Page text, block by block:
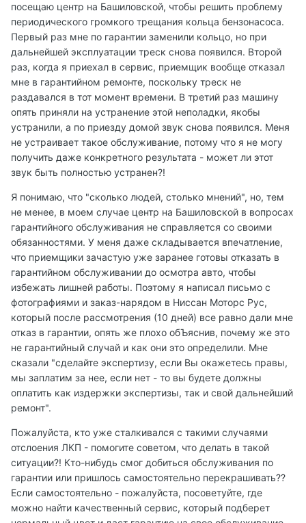
посещаю центр на Башиловской, чтобы решить проблему
периодического громкого трещания кольца бензонасоса.
Первый раз мне по гарантии заменили кольцо, но при
дальнейшей эксплуатации треск снова появился. Второй
раз, когда я приехал в сервис, приемщик вообще отказал
мне в гарантийном ремонте, поскольку треск не
раздавался в тот момент времени. В третий раз машину
опять приняли на устранение этой неполадки, якобы
устранили, а по приезду домой звук снова появился. Меня
не устраивает такое обслуживание, потому что я не могу
получить даже конкретного результата - может ли этот
звук быть полностью устранен?!
Я понимаю, что "сколько людей, столько мнений", но, тем
не менее, в моем случае центр на Башиловской в вопросах
гарантийного обслуживания не справляется со своими
обязанностями. У меня даже складывается впечатление,
что приемщики зачастую уже заранее готовы отказать в
гарантийном обслуживании до осмотра авто, чтобы
избежать лишней работы. Поэтому я написал письмо с
фотографиями и заказ-нарядом в Ниссан Моторс Рус,
который после рассмотрения (10 дней) все равно дали мне
отказ в гарантии, опять же плохо обЪяснив, почему же это
не гарантийный случай и как они это определили. Мне
сказали "сделайте экспертизу, если Вы окажетесь правы,
мы заплатим за нее, если нет - то вы будете должны
оплатить как издержки экспертизы, так и свой дальнейший
ремонт".
Пожалуйста, кто уже сталкивался с такими случаями
отслоения ЛКП - помогите советом, что делать в такой
ситуации?! Кто-нибудь смог добиться обслуживания по
гарантии или пришлось самостоятельно перекрашивать??
Если самостоятельно - пожалуйста, посоветуйте, где
можно найти качественный сервис, который подберет